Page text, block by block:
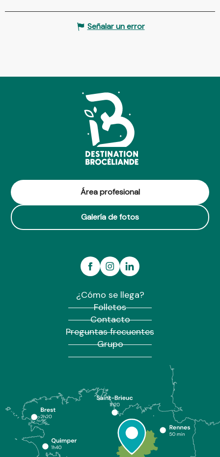
Señalar un error
Área profesional
Galería de fotos
¿Cómo se llega?
Folletos
Contacto
Preguntas frecuentes
Grupo